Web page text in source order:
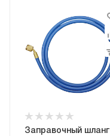
Заправочный шланг